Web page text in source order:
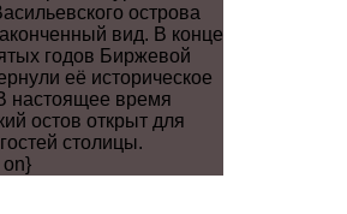
острова
вид. В конце
годов Биржевой
её историческое
настоящее время
остов открыт для
столицы.